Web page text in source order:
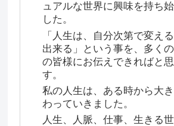
ュアルな世界に興味を持ち
した。
「人生は、自分次第で変え
出来る」という事を、多く
の皆様にお伝えできればと
す。
私の人生は、ある時から大
わっていきました。
人生、人脈、仕事、生きる世